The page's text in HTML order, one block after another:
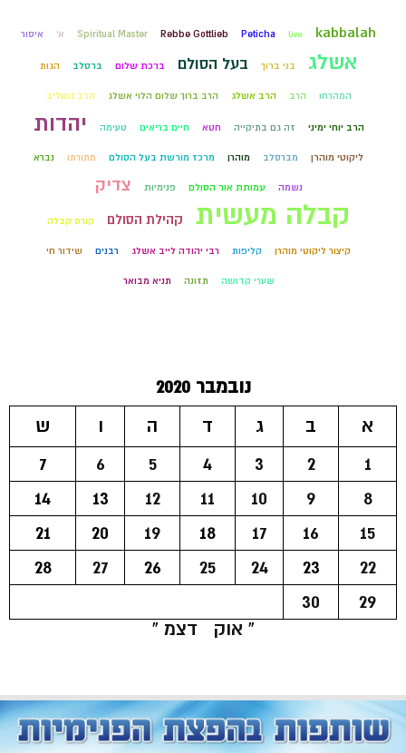
kabbalah
live
Peticha
Rebbe Gottlieb
Spiritual Master א' איסור
אשלג בני ברוך בעל הסולם ברכת שלום ברסלב הגות
המהרחו הרב הרב אשלג הרב ברוך שלום הלוי אשלג הרב גוטליב
הרב יוחי ימיני זה גם בתיקייה חטא חיים בריאים טעימה יהדות
ליקוטי מוהרן מברסלב מוהרן מרכז מורשת בעל הסולם מתורתו נברא
נשמה עמותת אור הסולם פנימיות צדיק
קבלה מעשית קהילת הסולם קורס קבלה
קיצור ליקוטי מוהרן קליפות רבי יהודה לייב אשלג רבנים שידור חי
שערי קדושה תזונה תניא מבואר
נובמבר 2020
א
ב ג ד ה ו
ש
1
2
3
4
5
6
7
8
9
10
11
12
13
14
15
16
17
18
19
20
21
22
23
24
25
26
27
28
29
30
« אוק
דצמ »